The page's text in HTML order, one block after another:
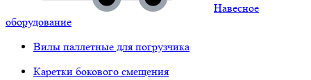
Навесное
оборудование
Вилы паллетные для погрузчика
Каретки бокового смещения